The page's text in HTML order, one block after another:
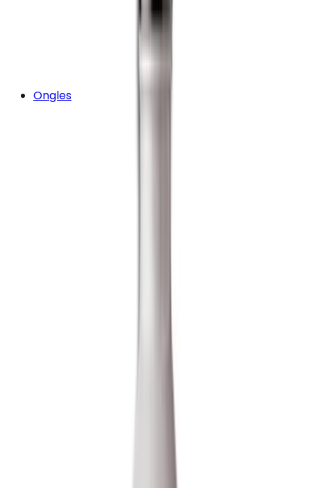
Ongles